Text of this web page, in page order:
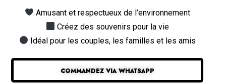
Amusant et respectueux de l’environnement
Créez des souvenirs pour la vie
Idéal pour les couples, les familles et les amis
COMMANDEZ VIA WHATSAPP